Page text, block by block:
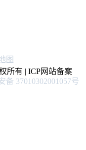
图
所有 | ICP网站备案
备 37010302001057号